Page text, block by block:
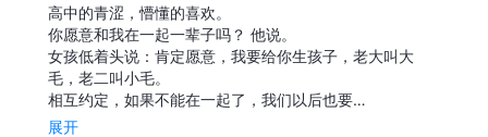
高中的青涩，懵懂的喜欢。
你愿意和我在一起一辈子吗？ 他说。
女孩低着头说：肯定愿意，我要给你生孩子，老大叫大
毛，老二叫小毛。
相互约定，如果不能在一起了，我们以后也要…
展开